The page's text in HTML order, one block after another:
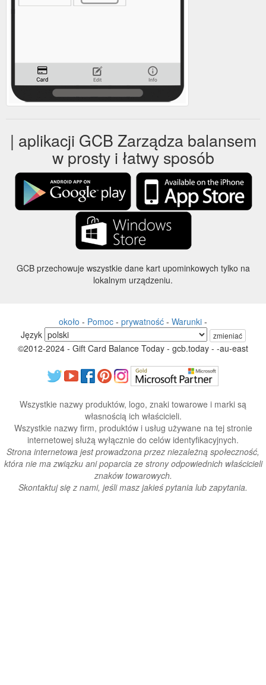
| aplikacji GCB Zarządza balansem
w prosty i łatwy sposób
GCB przechowuje wszystkie dane kart upominkowych tylko na
lokalnym urządzeniu.
około - Pomoc - prywatność - Warunki -
Język
zmieniać
©2012-2024 - Gift Card Balance Today - gcb.today - -au-east
Wszystkie nazwy produktów, logo, znaki towarowe i marki są
własnością ich właścicieli.
Wszystkie nazwy firm, produktów i usług używane na tej stronie
internetowej służą wyłącznie do celów identyfikacyjnych.
Strona internetowa jest prowadzona przez niezależną społeczność,
która nie ma związku ani poparcia ze strony odpowiednich właścicieli
znaków towarowych.
Skontaktuj się z nami, jeśli masz jakieś pytania lub zapytania.